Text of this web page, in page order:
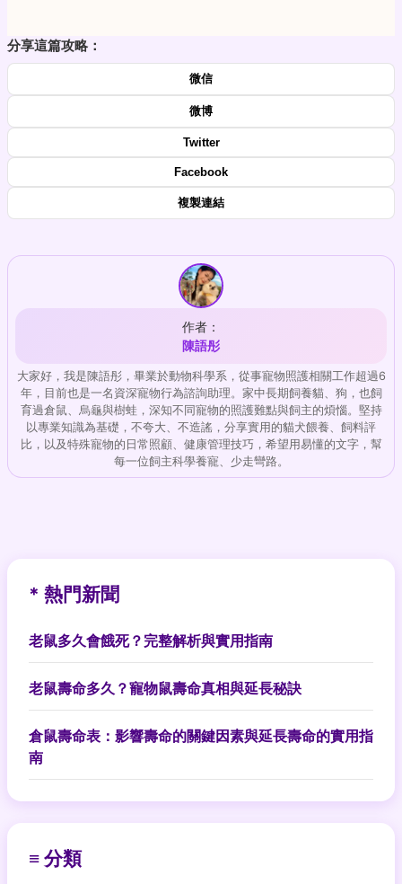
分享這篇攻略：
微信
微博
Twitter
Facebook
複製連結
作者：
陳語彤
大家好，我是陳語彤，畢業於動物科學系，從事寵物照護相關工作超過6
年，目前也是一名資深寵物行為諮詢助理。家中長期飼養貓、狗，也飼
育過倉鼠、烏龜與樹蛙，深知不同寵物的照護難點與飼主的煩惱。堅持
以專業知識為基礎，不夸大、不造謠，分享實用的貓犬餵養、飼料評
比，以及特殊寵物的日常照顧、健康管理技巧，希望用易懂的文字，幫
每一位飼主科學養寵、少走彎路。
* 熱門新聞
老鼠多久會餓死？完整解析與實用指南
老鼠壽命多久？寵物鼠壽命真相與延長秘訣
倉鼠壽命表：影響壽命的關鍵因素與延長壽命的實用指
南
≡ 分類